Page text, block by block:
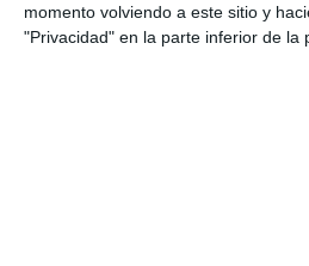
momento volviendo a este sitio y
"Privacidad" en la parte inferior de la